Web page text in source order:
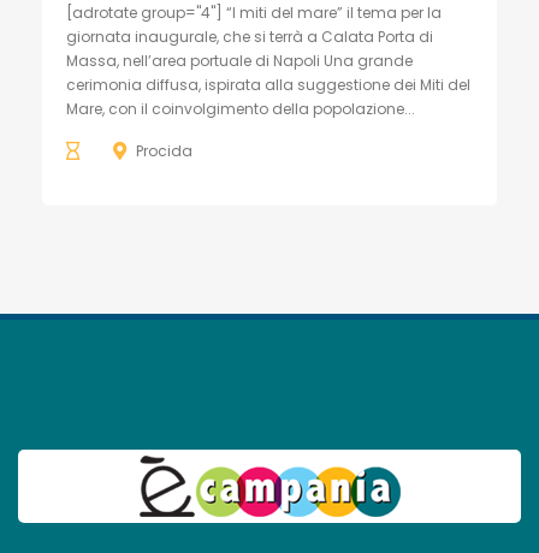
[adrotate group="4"] “I miti del mare” il tema per la
giornata inaugurale, che si terrà a Calata Porta di
Massa, nell’area portuale di Napoli Una grande
cerimonia diffusa, ispirata alla suggestione dei Miti del
Mare, con il coinvolgimento della popolazione...
Procida